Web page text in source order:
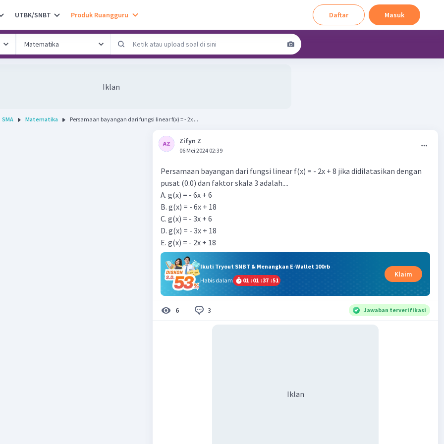
UTBK/SNBT Produk Ruangguru Daftar Masuk
Iklan
SMA Matematika Persamaan bayangan dari fungsi linear f(x) = - 2x ...
Zifyn Z
06 Mei 2024 02:39
Persamaan bayangan dari fungsi linear f(x) = - 2x + 8 jika didilatasikan dengan
pusat (0.0) dan faktor skala 3 adalah....
A. g(x) = - 6x + 6
B. g(x) = - 6x + 18
C. g(x) = - 3x + 6
D. g(x) = - 3x + 18
E. g(x) = - 2x + 18
Ikuti Tryout SNBT & Menangkan E-Wallet 100rb
Habis dalam
01 :01 :37 :50
Klaim
6 3 Jawaban terverifikasi
Iklan